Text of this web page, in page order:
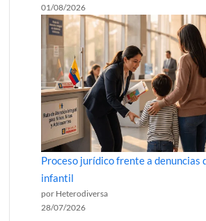
01/08/2026
Proceso jurídico frente a denuncias
infantil
por Heterodiversa
28/07/2026